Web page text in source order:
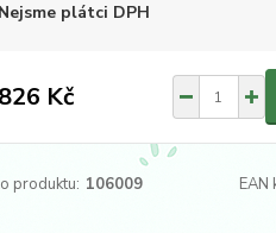
Nejsme plátci DPH
826 Kč
produktu: 106009 EAN